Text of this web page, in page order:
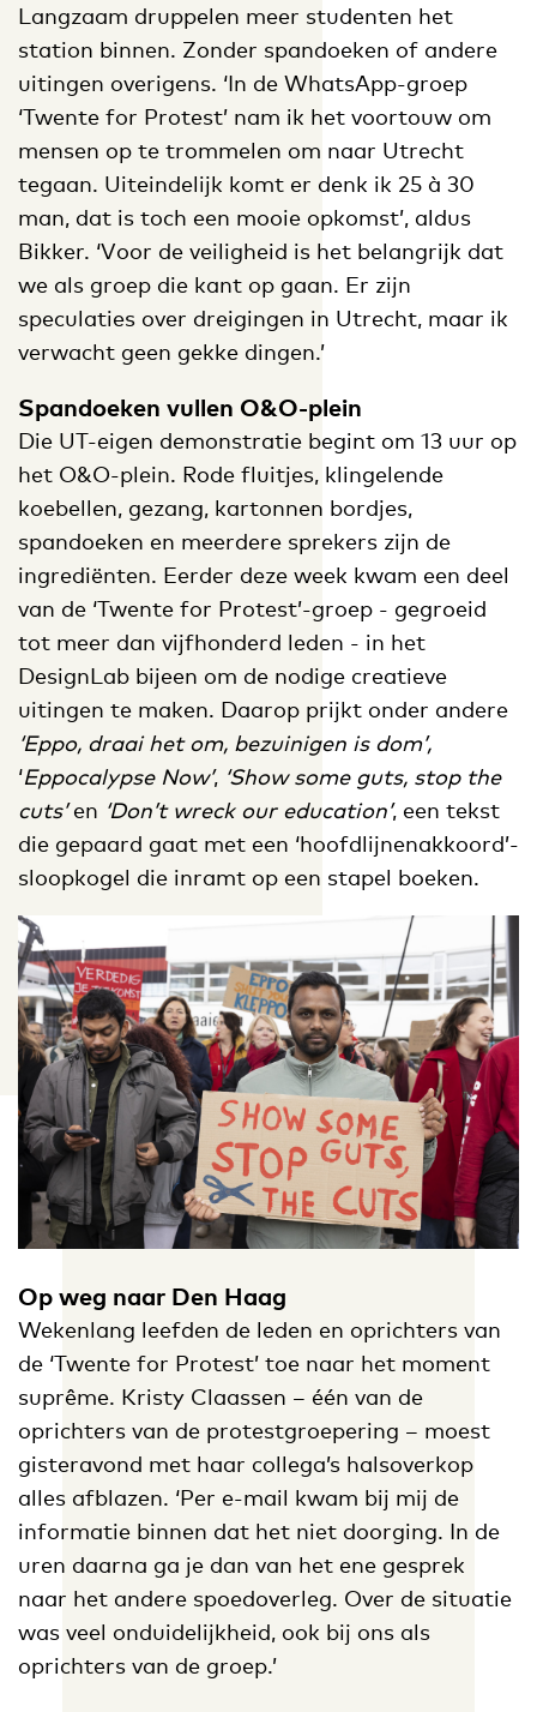
Langzaam druppelen meer studenten het
station binnen. Zonder spandoeken of andere
uitingen overigens. ‘In de WhatsApp-groep
‘Twente for Protest’ nam ik het voortouw om
mensen op te trommelen om naar Utrecht
tegaan. Uiteindelijk komt er denk ik 25 à 30
man, dat is toch een mooie opkomst’, aldus
Bikker. ‘Voor de veiligheid is het belangrijk dat
we als groep die kant op gaan. Er zijn
speculaties over dreigingen in Utrecht, maar ik
verwacht geen gekke dingen.’
Spandoeken vullen O&O-plein
Die UT-eigen demonstratie begint om 13 uur op
het O&O-plein. Rode fluitjes, klingelende
koebellen, gezang, kartonnen bordjes,
spandoeken en meerdere sprekers zijn de
ingrediënten. Eerder deze week kwam een deel
van de ‘Twente for Protest’-groep - gegroeid
tot meer dan vijfhonderd leden - in het
DesignLab bijeen om de nodige creatieve
uitingen te maken. Daarop prijkt onder andere
‘Eppo, draai het om, bezuinigen is dom’,
‘Eppocalypse Now’, ‘Show some guts, stop the
cuts’en ‘Don’t wreck our education’, een tekst
die gepaard gaat met een ‘hoofdlijnenakkoord’-
sloopkogel die inramt op een stapel boeken.
Op weg naar Den Haag
Wekenlang leefden de leden en oprichters van
de ‘Twente for Protest’ toe naar het moment
suprême. Kristy Claassen – één van de
oprichters van de protestgroepering – moest
gisteravond met haar collega’s halsoverkop
alles afblazen. ‘Per e-mail kwam bij mij de
informatie binnen dat het niet doorging. In de
uren daarna ga je dan van het ene gesprek
naar het andere spoedoverleg. Over de situatie
was veel onduidelijkheid, ook bij ons als
oprichters van de groep.’